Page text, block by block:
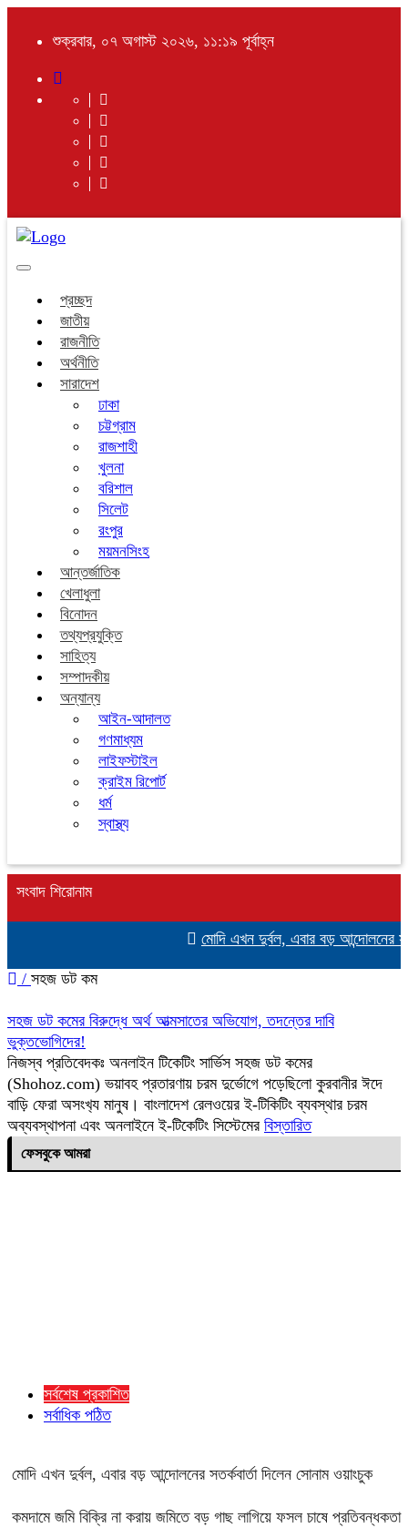
শুক্রবার, ০৭ অগাস্ট ২০২৬, ১১:১৯ পূর্বাহ্ন
Toggle
প্রচ্ছদ
জাতীয়
রাজনীতি
অর্থনীতি
সারাদেশ
ঢাকা
চট্টগ্রাম
রাজশাহী
খুলনা
বরিশাল
সিলেট
রংপুর
ময়মনসিংহ
আন্তর্জাতিক
খেলাধুলা
বিনোদন
তথ্যপ্রযুক্তি
সাহিত্য
সম্পাদকীয়
অন্যান্য
আইন-আদালত
গণমাধ্যম
লাইফস্টাইল
ক্রাইম রিপোর্ট
ধর্ম
স্বাস্থ্য
সংবাদ শিরোনাম
মোদি এখন দুর্বল, এবার বড় আন্দোলনের
/ সহজ ডট কম
সহজ ডট কমের বিরুদ্ধে অর্থ আত্মসাতের অভিযোগ, তদন্তের দাবি
ভুক্তভোগিদের!
নিজস্ব প্রতিবেদকঃ অনলাইন টিকেটিং সার্ভিস সহজ ডট কমের
(Shohoz.com) ভয়াবহ প্রতারণায় চরম দুর্ভোগে পড়েছিলো কুরবানীর ঈদে
বাড়ি ফেরা অসংখ‍্য মানুষ। বাংলাদেশ রেলওয়ের ই-টিকিটিং ব্যবস্থার চরম
অব্যবস্থাপনা এবং অনলাইনে ই-টিকেটিং সিস্টেমের বিস্তারিত
ফেসবুকে আমরা
সর্বশেষ প্রকাশিত
সর্বাধিক পঠিত
মোদি এখন দুর্বল, এবার বড় আন্দোলনের সতর্কবার্তা দিলেন সোনাম ওয়াংচুক
কমদামে জমি বিক্রি না করায় জমিতে বড় গাছ লাগিয়ে ফসল চাষে প্রতিবন্ধকতা